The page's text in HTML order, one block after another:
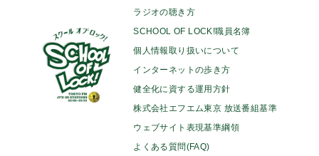
ラジオの聴き方
SCHOOL OF LOCK!職員名簿
個人情報取り扱いについて
インターネットの歩き方
健全化に資する運用方針
株式会社エフエム東京 放送番組基準
ウェブサイト表現基準綱領
よくある質問(FAQ)